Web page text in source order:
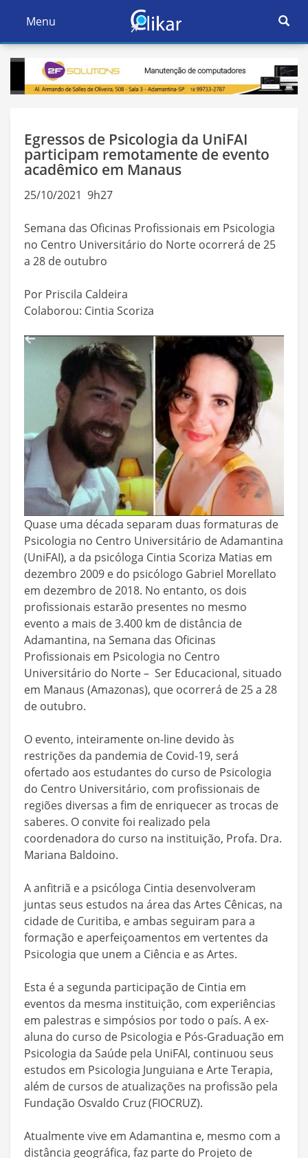
Ativar
Navegação
Menu
Ativar
Egressos de Psicologia da UniFAI
participam remotamente de evento
acadêmico em Manaus
25/10/2021 9h27
Semana das Oficinas Profissionais em Psicologia
no Centro Universitário do Norte ocorrerá de 25
a 28 de outubro
Por Priscila Caldeira
Colaborou: Cintia Scoriza
Quase uma década separam duas formaturas de
Psicologia no Centro Universitário de Adamantina
(UniFAI), a da psicóloga Cintia Scoriza Matias em
dezembro 2009 e do psicólogo Gabriel Morellato
em dezembro de 2018. No entanto, os dois
profissionais estarão presentes no mesmo
evento a mais de 3.400 km de distância de
Adamantina, na Semana das Oficinas
Profissionais em Psicologia no Centro
Universitário do Norte – Ser Educacional, situado
em Manaus (Amazonas), que ocorrerá de 25 a 28
de outubro.
O evento, inteiramente on-line devido às
restrições da pandemia de Covid-19, será
ofertado aos estudantes do curso de Psicologia
do Centro Universitário, com profissionais de
regiões diversas a fim de enriquecer as trocas de
saberes. O convite foi realizado pela
coordenadora do curso na instituição, Profa. Dra.
Mariana Baldoino.
A anfitriã e a psicóloga Cintia desenvolveram
juntas seus estudos na área das Artes Cênicas, na
cidade de Curitiba, e ambas seguiram para a
formação e aperfeiçoamentos em vertentes da
Psicologia que unem a Ciência e as Artes.
Esta é a segunda participação de Cintia em
eventos da mesma instituição, com experiências
em palestras e simpósios por todo o país. A ex-
aluna do curso de Psicologia e Pós-Graduação em
Psicologia da Saúde pela UniFAI, continuou seus
estudos em Psicologia Junguiana e Arte Terapia,
além de cursos de atualizações na profissão pela
Fundação Osvaldo Cruz (FIOCRUZ).
Atualmente vive em Adamantina e, mesmo com a
distância geográfica, faz parte do Projeto de